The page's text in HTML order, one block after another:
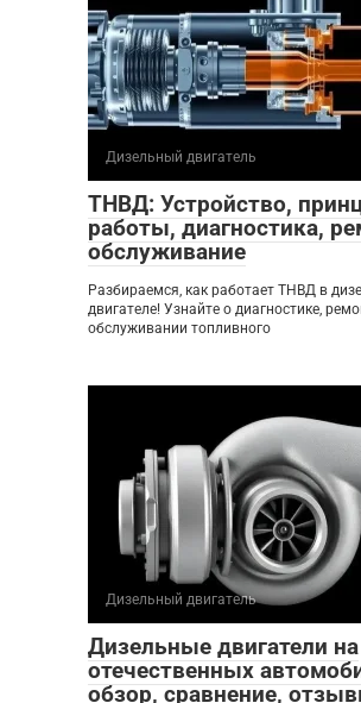
Дизельный двигатель
ТНВД: Устройство,
работы, диагностика,
обслуживание
Разбираемся, как работает ТНВД в
двигателе! Узнайте о диагностике,
обслуживании топливного
Дизельный двигатель
Дизельные двигатели на
отечественных
обзор, сравнение,